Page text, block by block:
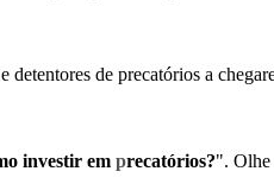
de precatórios a
investir em precatórios?". Olhe